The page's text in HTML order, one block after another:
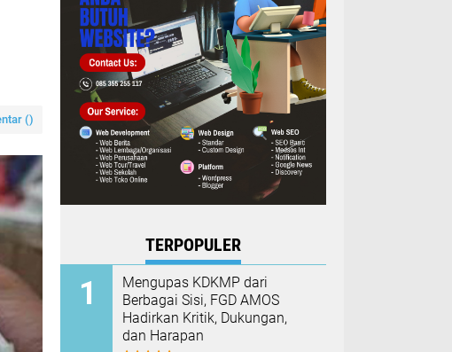
()
TERPOPULER
Mengupas KDKMP dari
Berbagai Sisi, FGD AMOS
Hadirkan Kritik, Dukungan,
dan Harapan